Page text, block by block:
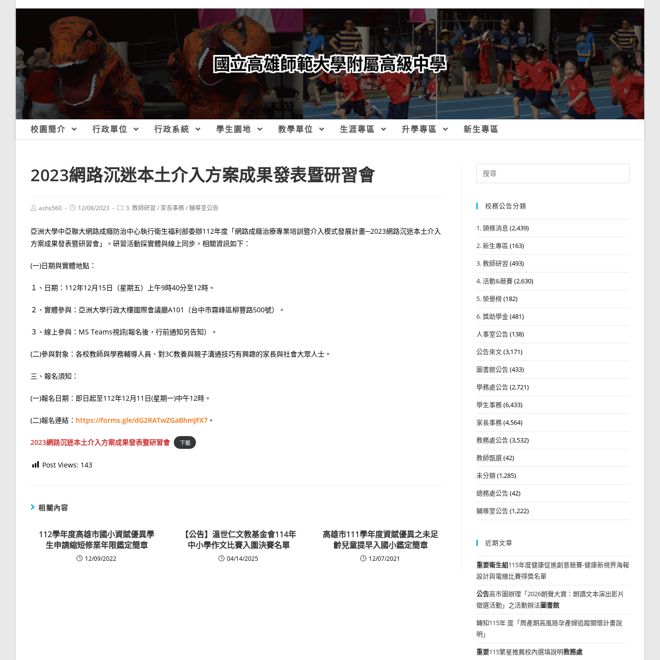
校園簡介 行政單位 行政系統 學生園地 教學單位 生涯專區 升學專區 新生專區
2023網路沉迷本土介入方案成果發表暨研習會
Postashs560
Post12/08/2023
Post3. 教師研習 / 家長事務/輔導室公告
亞洲大學中亞聯大網路成癮防治中心執行衛生福利部委辦112年度「網路成癮治療專業培訓暨介入模式發展計畫─2023網路沉迷本土介入
方案成果發表暨研習會」。研習活動採實體與線上同步，相關資訊如下：
(一)日期與實體地點：
１、日期：112年12月15日（星期五）上午9時40分至12時。
２、實體參與：亞洲大學行政大樓國際會議廳A101（台中市霧峰區柳豐路500號）。
３、線上參與：MS Teams視訊(報名後，行前通知另告知）。
(二)參與對象：各校教師與學務輔導人員、對3C教養與親子溝通技巧有興趣的家長與社會大眾人士。
三、報名須知：
(一)報名日期：即日起至112年12月11日(星期一)中午12時。
(二)報名連結： https://forms.gle/dG2RATwZGaBhmJFX7 。
2023網路沉迷本土介入方案成果發表暨研習會 下載
Post Views: 143
相關內容
112學年度高雄市國小資賦優異學
生申請縮短修業年限鑑定簡章
12/09/2022
【公告】溫世仁文教基金會114年
中小學作文比賽入圍決賽名單
04/14/2025
高雄市111學年度資賦優異之未足
齡兒童提早入國小鑑定簡章
12/07/2021
Search
for:
校務公告分類
1. 頭條消息 (2,439)
2. 新生專區 (163)
3. 教師研習 (493)
4. 活動&競賽(2,630)
5. 榮譽榜(182)
6. 獎助學金(481)
人事室公告(138)
公告來文(3,171)
圖書館公告(433)
學務處公告(2,721)
學生事務(6,433)
家長事務(4,564)
教務處公告(3,532)
教師甄選(42)
未分類(1,285)
總務處公告(42)
輔導室公告(1,222)
近期文章
重要衛生組115年度健康促進創意競賽-健康新視界海報
設計與電繪比賽得獎名單
公告高市圖辦理「2026朗聲大賞：朗讀文本演出影片
徵選活動」之活動辦法圖書館
轉知115年 度「周產期高風險孕產婦追蹤關懷計畫說
明」
重要115繁星推薦校內選填說明教務處